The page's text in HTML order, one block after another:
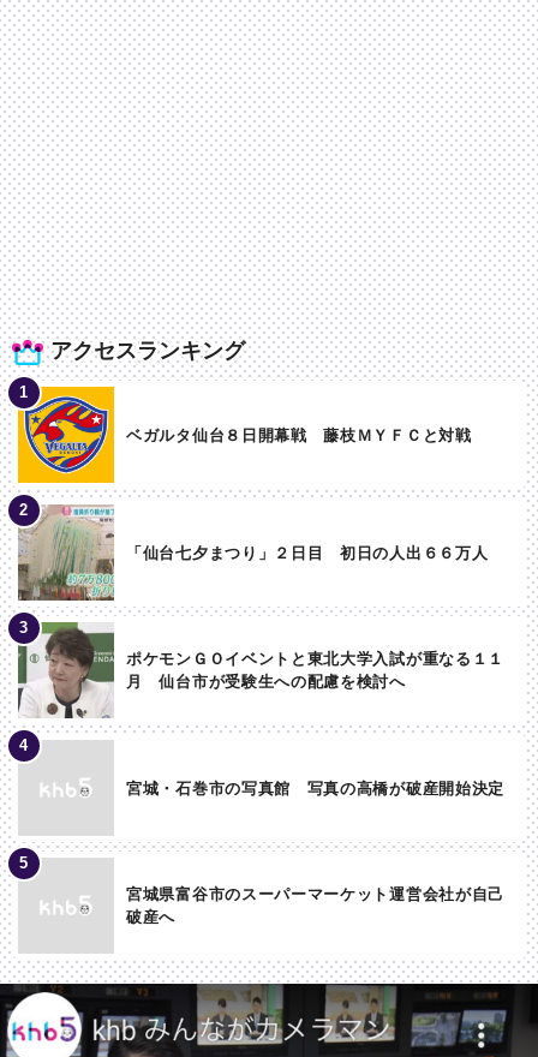
アクセスランキング
ベガルタ仙台８日開幕戦 藤枝ＭＹＦＣと対戦
「仙台七夕まつり」２日目 初日の人出６６万人
ポケモンＧＯイベントと東北大学入試が重なる１１
月 仙台市が受験生への配慮を検討へ
宮城・石巻市の写真館 写真の高橋が破産開始決定
宮城県富谷市のスーパーマーケット運営会社が自己
破産へ